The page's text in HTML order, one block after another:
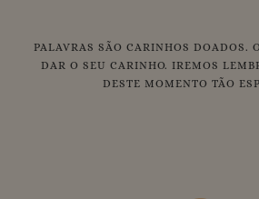
PALAVRAS SÃO CARINHOS DOADOS.
DAR O SEU CARINHO. IREMOS
DESTE MOMENTO TÃO